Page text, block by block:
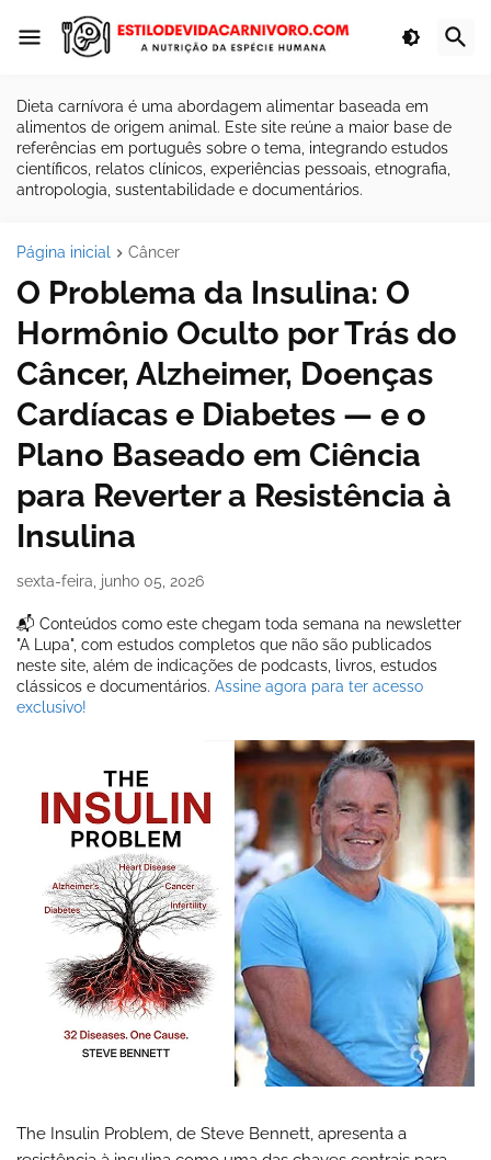
Dieta carnívora é uma abordagem alimentar baseada em
alimentos de origem animal. Este site reúne a maior base de
referências em português sobre o tema, integrando estudos
científicos, relatos clínicos, experiências pessoais, etnografia,
antropologia, sustentabilidade e documentários.
Página inicial Câncer
O Problema da Insulina: O
Hormônio Oculto por Trás do
Câncer, Alzheimer, Doenças
Cardíacas e Diabetes — e o
Plano Baseado em Ciência
para Reverter a Resistência à
Insulina
sexta-feira, junho 05, 2026
📬 Conteúdos como este chegam toda semana na newsletter
"A Lupa", com estudos completos que não são publicados
neste site, além de indicações de podcasts, livros, estudos
clássicos e documentários. Assine agora para ter acesso
exclusivo!
The Insulin Problem, de Steve Bennett, apresenta a